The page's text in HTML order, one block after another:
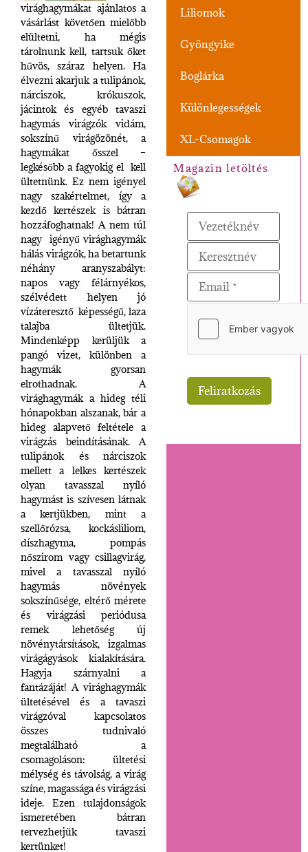
Liliomok
Gyöngyike
Boglárka
Különlegességek
XL-Csomagok
Magazin letöltés
virághagymákat ajánlatos a
vásárlást követően mielőbb
elültetni, ha mégis
tárolnunk kell, tartsuk őket
hűvös, száraz helyen. Ha
élvezni akarjuk a tulipánok,
nárciszok, krókuszok,
jácintok és egyéb tavaszi
hagymás virágzók vidám,
sokszínű virágözönét, a
hagymákat ősszel –
legkésőbb a fagyokig el kell
ültetnünk. Ez nem igényel
nagy szakértelmet, így a
kezdő kertészek is bátran
hozzáfoghatnak! A nem túl
nagy igényű virághagymák
hálás virágzók, ha betartunk
néhány aranyszabályt:
napos vagy félárnyékos,
szélvédett helyen jó
vízáteresztő képességű, laza
talajba ültetjük.
Mindenképp kerüljük a
pangó vizet, különben a
hagymák gyorsan
elrothadnak. A
virághagymák a hideg téli
hónapokban alszanak, bár a
hideg alapvető feltétele a
virágzás beindításának. A
tulipánok és nárciszok
mellett a lelkes kertészek
olyan tavasszal nyíló
hagymást is szívesen látnak
a kertjükben, mint a
szellőrózsa, kockásliliom,
díszhagyma, pompás
nőszirom vagy csillagvirág,
mivel a tavasszal nyíló
hagymás növények
sokszínűsége, eltérő mérete
és virágzási periódusa
remek lehetőség új
növénytársítások, izgalmas
virágágyások kialakítására.
Hagyja szárnyalni a
fantázáját! A virághagymák
ültetésével és a tavaszi
virágzóval kapcsolatos
összes tudnivaló
megtalálható a
csomagoláson: ültetési
mélység és távolság, a virág
színe, magassága és virágzási
ideje. Ezen tulajdonságok
ismeretében bátran
tervezhetjük tavaszi
kertünket!